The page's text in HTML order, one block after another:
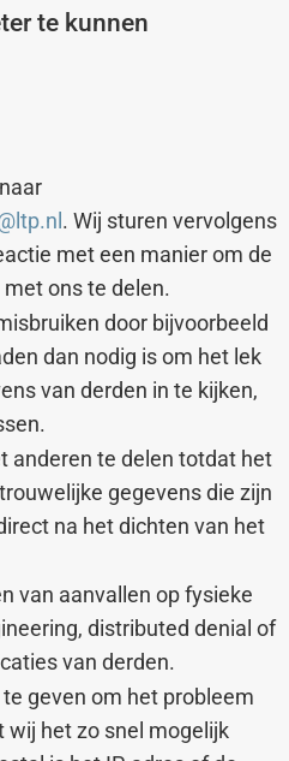
te kunnen
. Wij sturen vervolgens
met een manier om de
ons te delen.
door bijvoorbeeld
dan nodig is om het lek
van derden in te kijken,
anderen te delen totdat het
gegevens die zijn
na het dichten van het
van aanvallen op fysieke
distributed denial of
van derden.
geven om het probleem
wij het zo snel mogelijk